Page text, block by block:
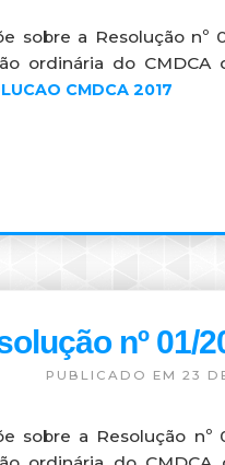
sobre a Resolução nº
ordinária do
CMDCA 2017
nº 01/
PUBLICADO EM 23
sobre a Resolução nº